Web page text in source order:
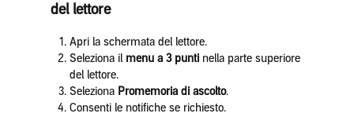
del lettore
Apri la schermata del lettore.
Seleziona il menu a 3 puntinella parte superiore
del lettore.
SelezionaPromemoria di ascolto.
Consenti le notifiche se richiesto.